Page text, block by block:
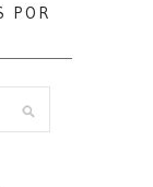
POR